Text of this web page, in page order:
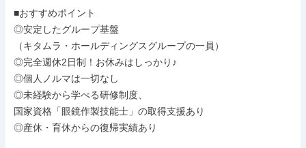
■おすすめポイント
◎安定したグループ基盤
（キタムラ・ホールディングスグループの一員）
◎完全週休2日制！お休みはしっかり♪
◎個人ノルマは一切なし
◎未経験から学べる研修制度、
国家資格「眼鏡作製技能士」の取得支援あり
◎産休・育休からの復帰実績あり